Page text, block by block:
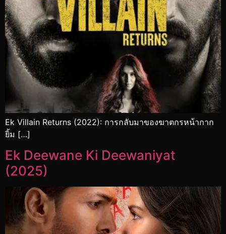
Ek Villain Returns (2022): การกลับมาของฆาตกรหน้ากาก
ยิ้ม […]
Ek Deewane Ki Deewaniyat
(2025)